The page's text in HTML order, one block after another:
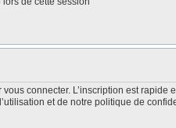
connecter. L’inscription est
et de notre politique de